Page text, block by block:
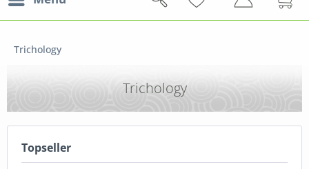
Trichology
Trichology
Topseller